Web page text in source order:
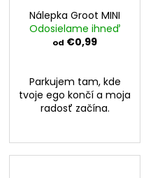
Nálepka Groot MINI
Odosielame ihneď
od €0,99
Parkujem tam, kde
tvoje ego končí a moja
radosť začína.